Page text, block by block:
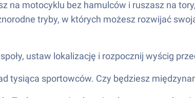
na motocyklu bez hamulców i ruszasz na
tryby, w których możesz rozwijać
ustaw lokalizację i rozpocznij wyścig
tysiąca sportowców. Czy będziesz